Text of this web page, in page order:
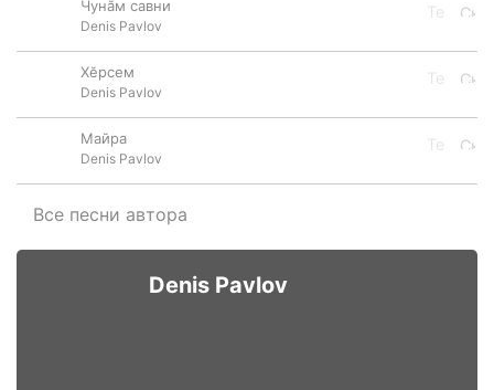
Чунăм савни
Denis Pavlov
Хĕрсем
Denis Pavlov
Майра
Denis Pavlov
Все песни автора
Denis Pavlov